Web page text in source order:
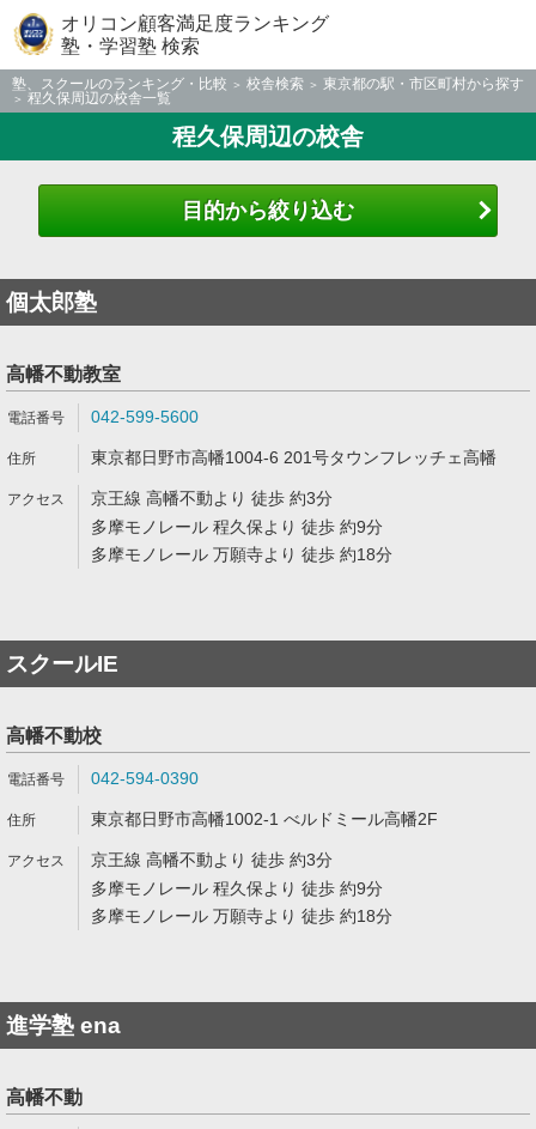
オリコン顧客満足度ランキング
塾・学習塾 検索
塾、スクールのランキング・比較 校舎検索
東京都の駅・市区町村から探す
程久保周辺の校舎一覧
程久保周辺の校舎
目的から絞り込む
個太郎塾
高幡不動教室
042-599-5600
東京都日野市高幡1004-6 201号タウンフレッチェ高幡
京王線 高幡不動より 徒歩 約3分
多摩モノレール 程久保より 徒歩 約9分
多摩モノレール 万願寺より 徒歩 約18分
スクールIE
高幡不動校
042-594-0390
東京都日野市高幡1002-1 べルドミール高幡2F
京王線 高幡不動より 徒歩 約3分
多摩モノレール 程久保より 徒歩 約9分
多摩モノレール 万願寺より 徒歩 約18分
進学塾 ena
高幡不動